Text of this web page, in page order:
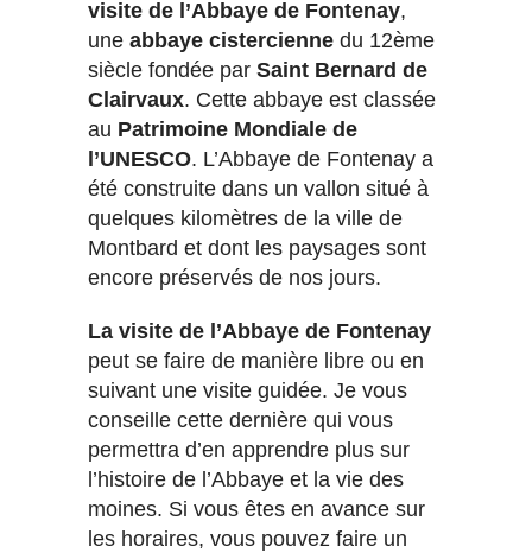
visite de l’Abbaye de Fontenay,
une abbaye cistercienne du 12ème
siècle fondée par Saint Bernard de
Clairvaux. Cette abbaye est classée
au Patrimoine Mondiale de
l’UNESCO. L’Abbaye de Fontenay a
été construite dans un vallon situé à
quelques kilomètres de la ville de
Montbard et dont les paysages sont
encore préservés de nos jours.
La visite de l’Abbaye de Fontenay
peut se faire de manière libre ou en
suivant une visite guidée. Je vous
conseille cette dernière qui vous
permettra d’en apprendre plus sur
l’histoire de l’Abbaye et la vie des
moines. Si vous êtes en avance sur
les horaires, vous pouvez faire un